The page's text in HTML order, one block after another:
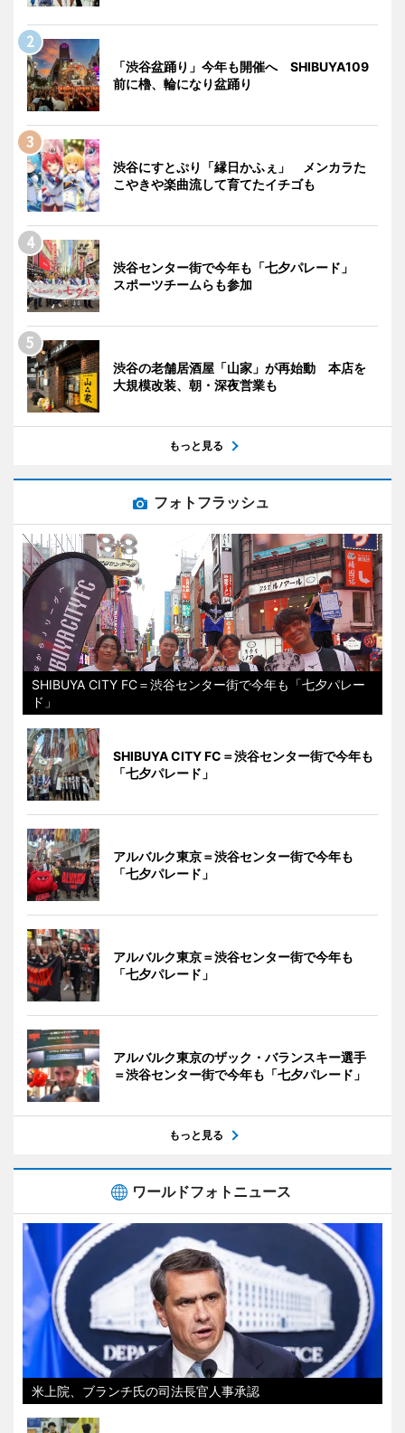
「渋谷盆踊り」今年も開催へ SHIBUYA109
前に櫓、輪になり盆踊り
渋谷にすとぷり「縁日かふぇ」 メンカラた
こやきや楽曲流して育てたイチゴも
渋谷センター街で今年も「七夕パレード」
スポーツチームらも参加
渋谷の老舗居酒屋「山家」が再始動 本店を
大規模改装、朝・深夜営業も
もっと見る
フォトフラッシュ
SHIBUYA CITY FC＝渋谷センター街で今年も「七夕パレー
ド」
SHIBUYA CITY FC＝渋谷センター街で今年も
「七夕パレード」
アルバルク東京＝渋谷センター街で今年も
「七夕パレード」
アルバルク東京＝渋谷センター街で今年も
「七夕パレード」
アルバルク東京のザック・バランスキー選手
＝渋谷センター街で今年も「七夕パレード」
もっと見る
ワールドフォトニュース
米上院、ブランチ氏の司法長官人事承認